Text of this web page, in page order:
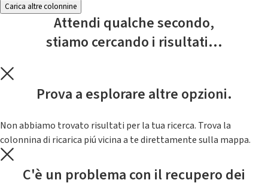
Carica altre colonnine
Attendi qualche secondo,
stiamo cercando i risultati...
Prova a esplorare altre opzioni.
Non abbiamo trovato risultati per la tua ricerca. Trova la
colonnina di ricarica piú vicina a te direttamente sulla mappa.
C'è un problema con il recupero dei